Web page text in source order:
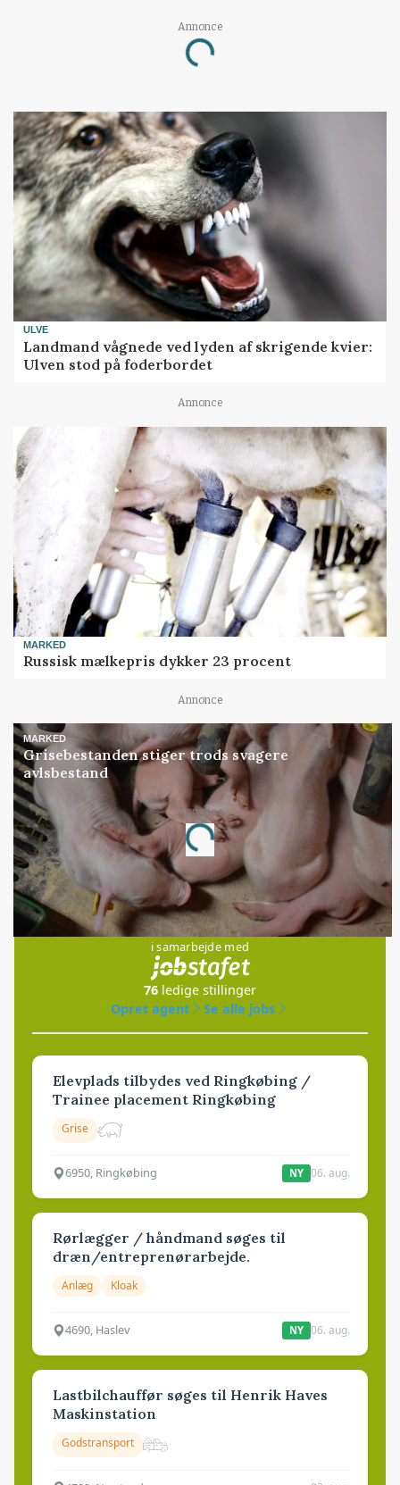
Annonce
Loading...
ULVE
Landmand vågnede ved lyden af skrigende kvier:
Ulven stod på foderbordet
Annonce
MARKED
Russisk mælkepris dykker 23 procent
Annonce
MARKED
Grisebestanden stiger trods svagere
avlsbestand
Annonce
Loading...
Jobs
i samarbejde med
76 ledige stillinger
Opret agent
Se alle jobs
Elevplads tilbydes ved Ringkøbing /
Trainee placement Ringkøbing
Grise
6950, Ringkøbing NY 06. aug.
Rørlægger / håndmand søges til
dræn/entreprenørarbejde.
Anlæg Kloak
4690, Haslev NY 06. aug.
Lastbilchauffør søges til Henrik Haves
Maskinstation
Godstransport